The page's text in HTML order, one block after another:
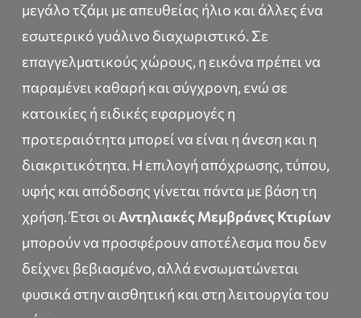
μεγάλο τζάμι με απευθείας ήλιο και άλλες ένα
εσωτερικό γυάλινο διαχωριστικό. Σε
επαγγελματικούς χώρους, η εικόνα πρέπει να
παραμένει καθαρή και σύγχρονη, ενώ σε
κατοικίες ή ειδικές εφαρμογές η
προτεραιότητα μπορεί να είναι η άνεση και η
διακριτικότητα. Η επιλογή απόχρωσης, τύπου,
υφής και απόδοσης γίνεται πάντα με βάση τη
χρήση. Έτσι οι Αντηλιακές Μεμβράνες Κτιρίων
μπορούν να προσφέρουν αποτέλεσμα που δεν
δείχνει βεβιασμένο, αλλά ενσωματώνεται
φυσικά στην αισθητική και στη λειτουργία του